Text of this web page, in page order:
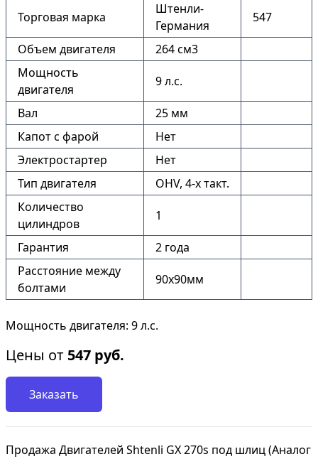
Торговая марка
Штенли-
Германия
547
Объем двигателя
264 см3
Мощность
двигателя
9 л.с.
Вал
25 мм
Капот с фарой
Нет
Электростартер
Нет
Тип двигателя
OHV, 4-x такт.
Количество
цилиндров
1
Гарантия
2 года
Расстояние между
болтами
90х90мм
Мощность двигателя: 9 л.с.
Цены от 547 руб.
Заказать
Продажа Двигателей Shtenli GX 270s под шлиц (Аналог